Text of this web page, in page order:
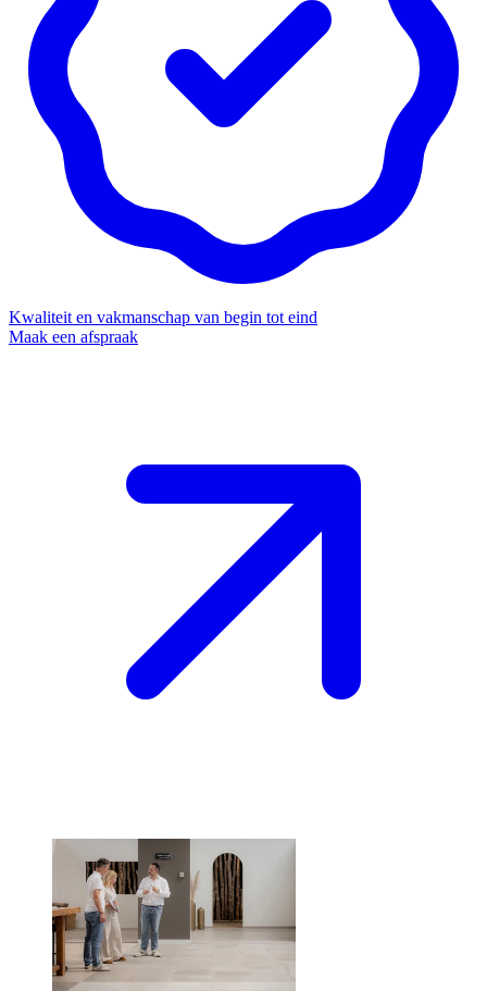
Kwaliteit en vakmanschap van begin tot eind
Maak een afspraak